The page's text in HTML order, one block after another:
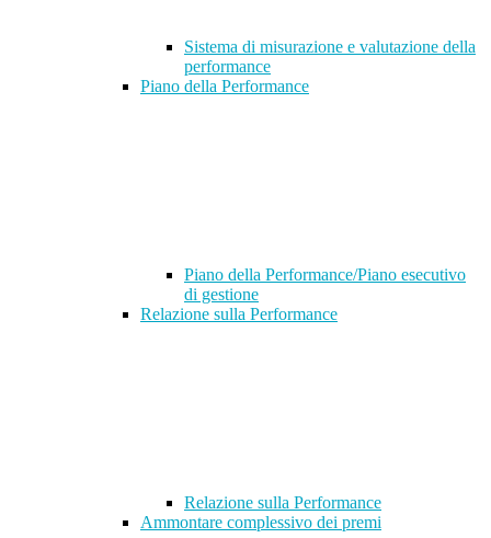
Sistema di misurazione e valutazione della
performance
Piano della Performance
Piano della Performance/Piano esecutivo
di gestione
Relazione sulla Performance
Relazione sulla Performance
Ammontare complessivo dei premi